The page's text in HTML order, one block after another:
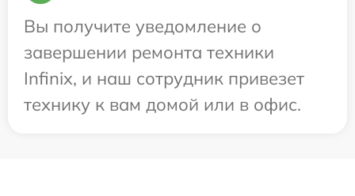
Вы получите уведомление о
завершении ремонта техники
Infinix, и наш сотрудник привезет
технику к вам домой или в офис.